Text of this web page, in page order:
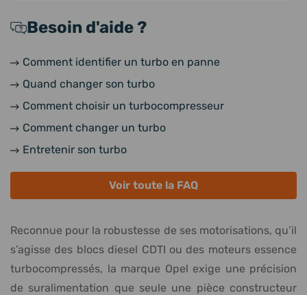
Besoin d'aide ?
Comment identifier un turbo en panne
Quand changer son turbo
Comment choisir un turbocompresseur
Comment changer un turbo
Entretenir son turbo
Voir toute la FAQ
Reconnue pour la robustesse de ses motorisations, qu’il
s’agisse des blocs diesel CDTI ou des moteurs essence
turbocompressés, la marque Opel exige une précision
de suralimentation que seule une pièce constructeur